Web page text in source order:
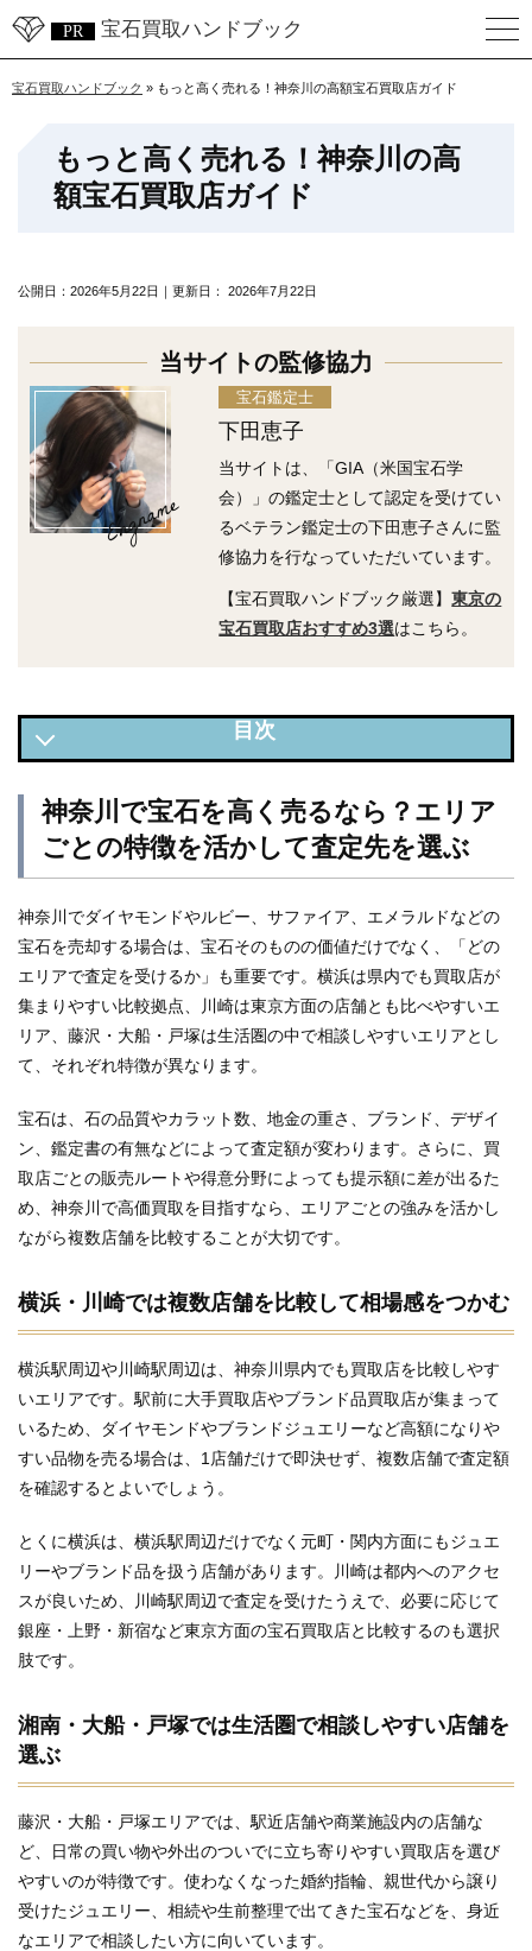
宝石買取ハンドブック
宝石買取ハンドブック » もっと高く売れる！神奈川の高額宝石買取店ガイド
もっと高く売れる！神奈川の高
額宝石買取店ガイド
公開日： 2026年5月22日 ｜更新日： 2026年7月22日
当サイトの監修協力
Engname
宝石鑑定士
下田恵子
当サイトは、「GIA（米国宝石学
会）」の鑑定士として認定を受けてい
るベテラン鑑定士の下田恵子さんに監
修協力を行なっていただいています。
【宝石買取ハンドブック厳選】東京の
宝石買取店おすすめ3選はこちら。
査定先を選ぶ
エリア別！神奈川対応の宝石買取店カタログ
神奈川で宝石を高く売るなら？エリア
ごとの特徴を活かして査定先を選ぶ
神奈川でダイヤモンドやルビー、サファイア、エメラルドなどの
宝石を売却する場合は、宝石そのものの価値だけでなく、「どの
エリアで査定を受けるか」も重要です。横浜は県内でも買取店が
集まりやすい比較拠点、川崎は東京方面の店舗とも比べやすいエ
リア、藤沢・大船・戸塚は生活圏の中で相談しやすいエリアとし
て、それぞれ特徴が異なります。
宝石は、石の品質やカラット数、地金の重さ、ブランド、デザイ
ン、鑑定書の有無などによって査定額が変わります。さらに、買
取店ごとの販売ルートや得意分野によっても提示額に差が出るた
め、神奈川で高価買取を目指すなら、エリアごとの強みを活かし
ながら複数店舗を比較することが大切です。
横浜・川崎では複数店舗を比較して相場感をつかむ
横浜駅周辺や川崎駅周辺は、神奈川県内でも買取店を比較しやす
いエリアです。駅前に大手買取店やブランド品買取店が集まって
いるため、ダイヤモンドやブランドジュエリーなど高額になりや
すい品物を売る場合は、1店舗だけで即決せず、複数店舗で査定額
を確認するとよいでしょう。
とくに横浜は、横浜駅周辺だけでなく元町・関内方面にもジュエ
リーやブランド品を扱う店舗があります。川崎は都内へのアクセ
スが良いため、川崎駅周辺で査定を受けたうえで、必要に応じて
銀座・上野・新宿など東京方面の宝石買取店と比較するのも選択
肢です。
湘南・大船・戸塚では生活圏で相談しやすい店舗を
選ぶ
藤沢・大船・戸塚エリアでは、駅近店舗や商業施設内の店舗な
ど、日常の買い物や外出のついでに立ち寄りやすい買取店を選び
やすいのが特徴です。使わなくなった婚約指輪、親世代から譲り
受けたジュエリー、相続や生前整理で出てきた宝石などを、身近
なエリアで相談したい方に向いています。